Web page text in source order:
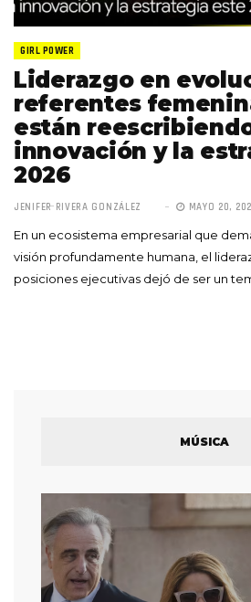
GIRL POWER
Liderazgo en
referentes
están
innovación y la
2026
JENIFER RIVERA GONZÁLEZ MAYO 20,
En un ecosistema empresarial que
visión profundamente humana, el
posiciones ejecutivas dejó de ser un
MÚSICA